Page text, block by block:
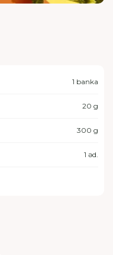
1 banka
20 g
300 g
1 əd.